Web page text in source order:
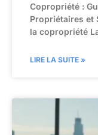
Copropriété :
Propriétaires et
la copropriété
LIRE LA SUITE »